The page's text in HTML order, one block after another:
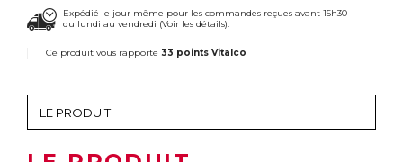
Expédié le jour même pour les commandes reçues avant 15h30
du lundi au vendredi (Voir les détails).
Ce produit vous rapporte 33 points Vitalco